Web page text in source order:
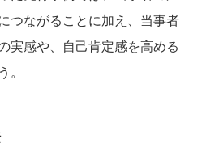
つながることに加え、当事者
実感や、自己肯定感を高める